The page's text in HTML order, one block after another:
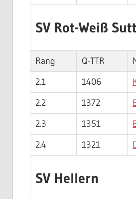
SV Rot-Weiß
Rang Q-TTR
2.1
1406
2.2
1372
2.3
1351
2.4
1321
SV Hellern